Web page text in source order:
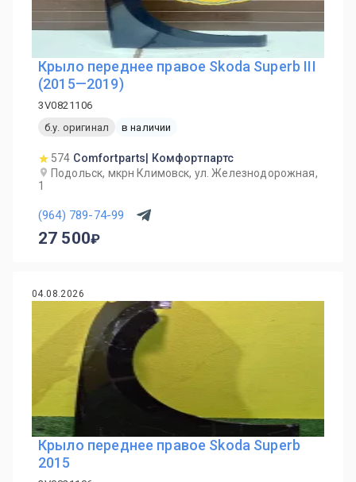
Крыло переднее правое Skoda Superb III
(2015—2019)
3V0821106
б.у. оригинал
в наличии
574 Comfortparts| Комфортпартс
Подольск, мкрн Климовск, ул. Железнодорожная,
1
(964) 789-74-99
27 500
04.08.2026
Крыло переднее правое Skoda Superb
2015